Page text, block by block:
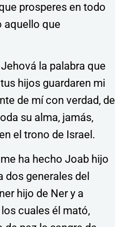
prosperes en todo
aquello que
la palabra que
hijos guardaren mi
de mí con verdad, de
su alma, jamás,
el trono de Israel.
ha hecho Joab hijo
dos generales del
hijo de Ner y a
cuales él mató,